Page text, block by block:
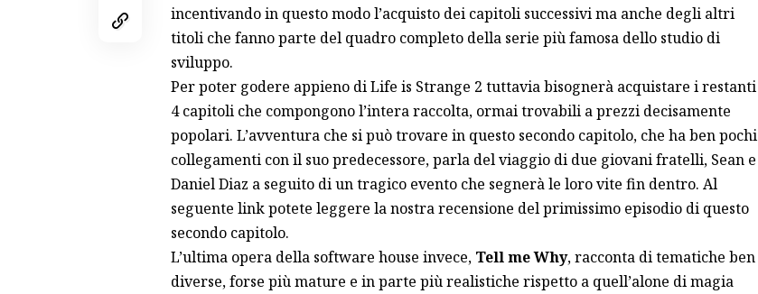
incentivando in questo modo l’acquisto dei capitoli successivi ma anche degli altri
titoli che fanno parte del quadro completo della serie più famosa dello studio di
sviluppo.
Per poter godere appieno di Life is Strange 2 tuttavia bisognerà acquistare i restanti
4 capitoli che compongono l’intera raccolta, ormai trovabili a prezzi decisamente
popolari. L’avventura che si può trovare in questo secondo capitolo, che ha ben pochi
collegamenti con il suo predecessore, parla del viaggio di due giovani fratelli, Sean e
Daniel Diaz a seguito di un tragico evento che segnerà le loro vite fin dentro. Al
seguente linkpotete leggere la nostra recensione del primissimo episodio di questo
secondo capitolo.
L’ultima opera della software house invece, Tell me Why, racconta di tematiche ben
diverse, forse più mature e in parte più realistiche rispetto a quell’alone di magia